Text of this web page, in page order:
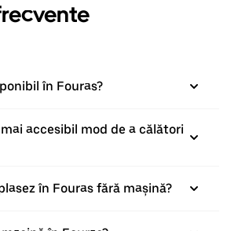
în Fouras?
accesibil mod de a călători
în Fouras fără mașină?